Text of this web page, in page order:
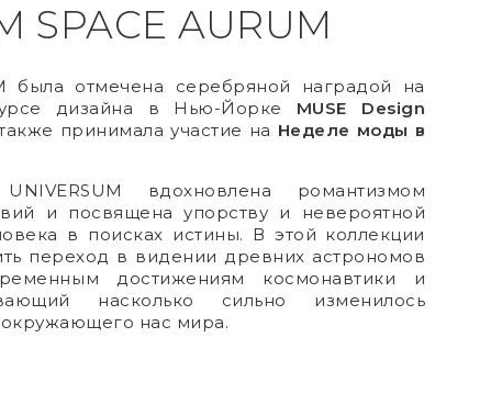
SPACE AURUM
была отмечена серебряной наградой на
дизайна в Нью-Йорке MUSE Design
принимала участие на Неделе моды в
вдохновлена романтизмом
и посвящена упорству и невероятной
в поисках истины. В этой коллекции
переход в видении древних астрономов
достижениям космонавтики и
насколько сильно изменилось
нас мира.